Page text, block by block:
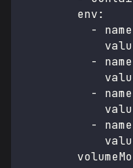
env:
-
name
-
name
-
name
-
name